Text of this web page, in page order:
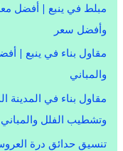
مبلط في ينبع | أفضل
وأفضل سعر
مقاول بناء في ينبع |
والمباني
مقاول بناء في المدينة
وتشطيب الفلل والمباني
تنسيق حدائق درة